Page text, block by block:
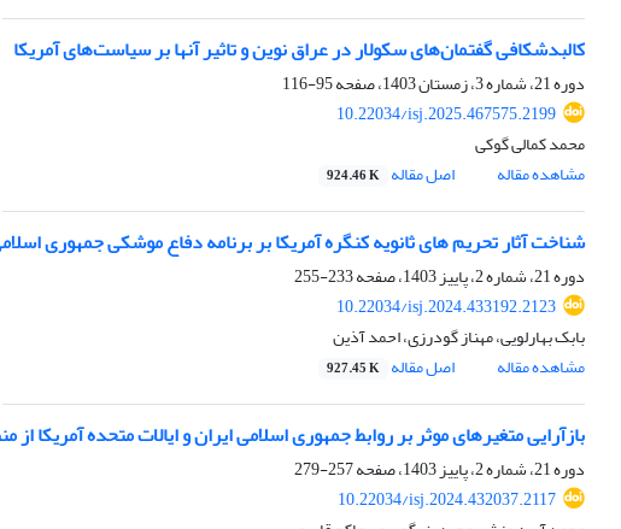
کالبدشکافی گفتمان‌های سکولار در عراق نوین و تاثیر آنها بر سیاست‌های آمریکا
دوره 21، شماره 3، زمستان 1403، صفحه
95-116
10.22034/isj.2025.467575.2199
محمد کمالی گوکی
مشاهده مقاله
اصل مقاله 924.46 K
شناخت آثار تحریم های ثانویه کنگره آمریکا بر برنامه دفاع موشکی جمهوری
دوره 21، شماره 2، پاییز 1403، صفحه
233-255
10.22034/isj.2024.433192.2123
بابک بهارلویی، مهناز گودرزی، احمد آذین
مشاهده مقاله
اصل مقاله 927.45 K
بازآرایی متغیرهای موثر بر روابط جمهوری اسلامی ایران و ایالات متحده آمریکا
دوره 21، شماره 2، پاییز 1403، صفحه
257-279
10.22034/isj.2024.432037.2117